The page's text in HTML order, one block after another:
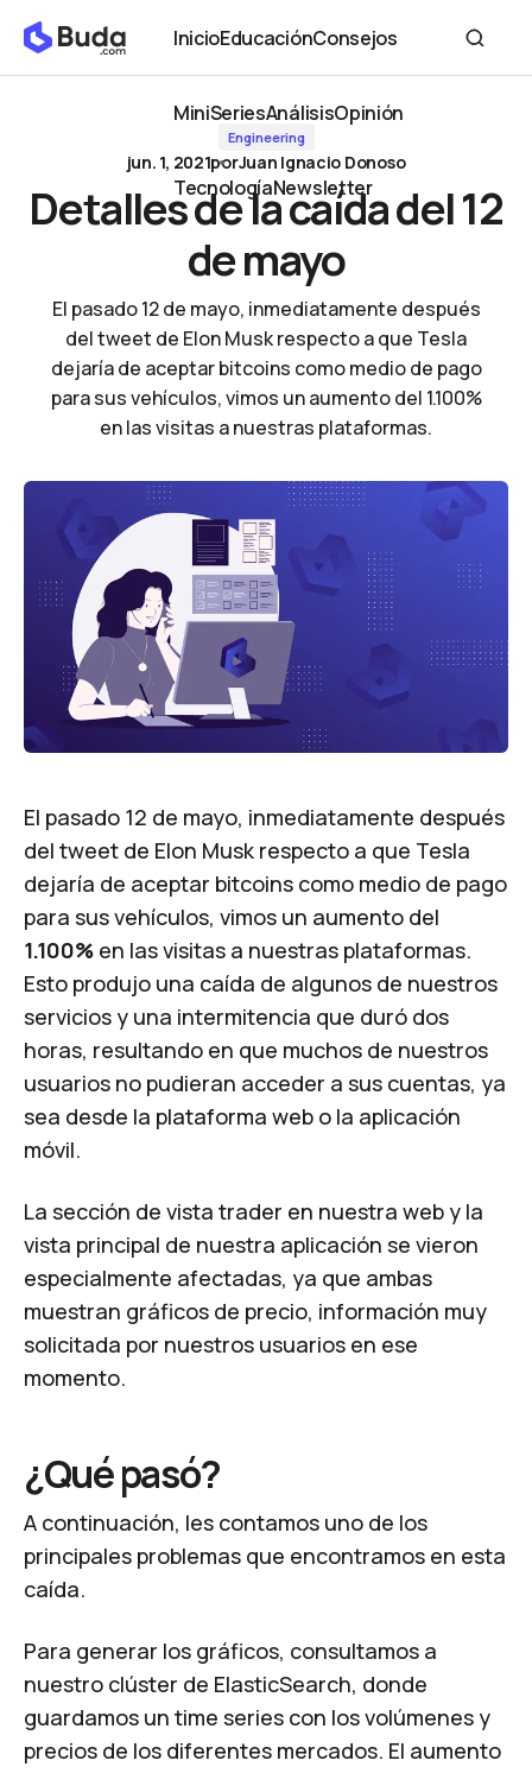
Inicio
Inicio
Educación
Educación
Consejos
Consejos
MiniSeries
MiniSeries
Análisis
Análisis
Opinión
Tecnología
Tecnología
Newsletter
Newsletter
Detalles de la caída del 12 de mayo
Engineering
jun. 1, 2021porJuan Ignacio Donoso
Detalles de la caída del 12
de mayo
El pasado 12 de mayo, inmediatamente después
del tweet de Elon Musk respecto a que Tesla
dejaría de aceptar bitcoins como medio de pago
para sus vehículos, vimos un aumento del 1.100%
en las visitas a nuestras plataformas.
El pasado 12 de mayo, inmediatamente después
del tweet de Elon Musk respecto a que Tesla
dejaría de aceptar bitcoins como medio de pago
para sus vehículos, vimos un aumento del
1.100% en las visitas a nuestras plataformas.
Esto produjo una caída de algunos de nuestros
servicios y una intermitencia que duró dos
horas, resultando en que muchos de nuestros
usuarios no pudieran acceder a sus cuentas, ya
sea desde la plataforma web o la aplicación
móvil.
La sección de vista trader en nuestra web y la
vista principal de nuestra aplicación se vieron
especialmente afectadas, ya que ambas
muestran gráficos de precio, información muy
solicitada por nuestros usuarios en ese
momento.
¿Qué pasó?
A continuación, les contamos uno de los
principales problemas que encontramos en esta
caída.
Para generar los gráficos, consultamos a
nuestro clúster de ElasticSearch, donde
guardamos un time series con los volúmenes y
precios de los diferentes mercados. El aumento